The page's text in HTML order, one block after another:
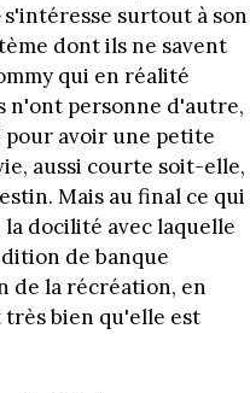
s'intéresse surtout à son
dont ils ne savent
qui en réalité
n'ont personne d'autre,
pour avoir une petite
aussi courte soit-elle,
Mais au final ce qui
docilité avec laquelle
de banque
de la récréation, en
bien qu'elle est